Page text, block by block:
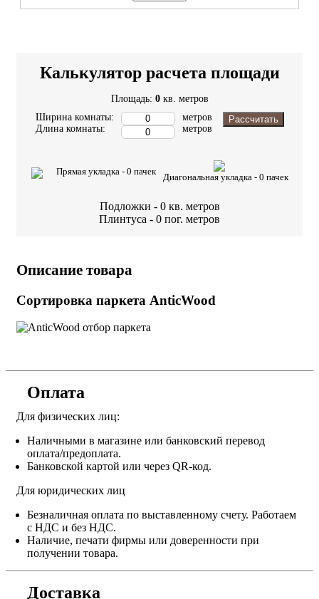
Калькулятор расчета площади
Площадь: 0 кв. метров
Ширина комнаты:
Длина комнаты:
метров
метров
Рассчитать
Прямая укладка - 0 пачек
Диагональная укладка - 0 пачек
Подложки - 0 кв. метров
Плинтуса - 0 пог. метров
Описание товара
Сортировка паркета AnticWood
Оплата
Для физических лиц:
Наличными в магазине или банковский перевод
оплата/предоплата.
Банковской картой или через QR-код.
Для юридических лиц
Безналичная оплата по выставленному счету. Работаем
с НДС и без НДС.
Наличие, печати фирмы или доверенности при
получении товара.
Доставка